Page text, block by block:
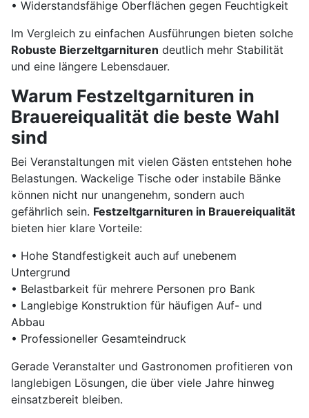
• Widerstandsfähige Oberflächen gegen Feuchtigkeit
Im Vergleich zu einfachen Ausführungen bieten solche
Robuste Bierzeltgarnituren deutlich mehr Stabilität
und eine längere Lebensdauer.
Warum Festzeltgarnituren in
Brauereiqualität die beste Wahl
sind
Bei Veranstaltungen mit vielen Gästen entstehen hohe
Belastungen. Wackelige Tische oder instabile Bänke
können nicht nur unangenehm, sondern auch
gefährlich sein. Festzeltgarnituren in Brauereiqualität
bieten hier klare Vorteile:
• Hohe Standfestigkeit auch auf unebenem
Untergrund
• Belastbarkeit für mehrere Personen pro Bank
• Langlebige Konstruktion für häufigen Auf- und
Abbau
• Professioneller Gesamteindruck
Gerade Veranstalter und Gastronomen profitieren von
langlebigen Lösungen, die über viele Jahre hinweg
einsatzbereit bleiben.